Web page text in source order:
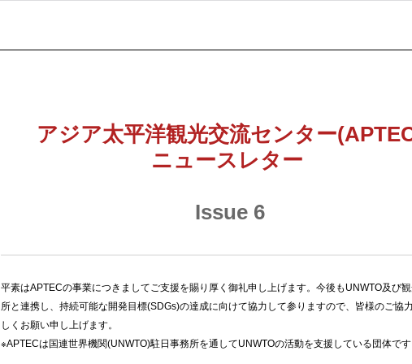
アジア太平洋観光交流センター
ニュースレター
Issue 6
平素はAPTECの事業につきましてご支援を賜り厚く御礼申し上げます。今後もUNWTO及び
所と連携し、持続可能な開発目標(SDGs)の達成に向けて協力して参りますので、皆様のご協
しくお願い申し上げます。
※APTECは国連世界機関(UNWTO)駐日事務所を通してUNWTOの活動を支援している団体です